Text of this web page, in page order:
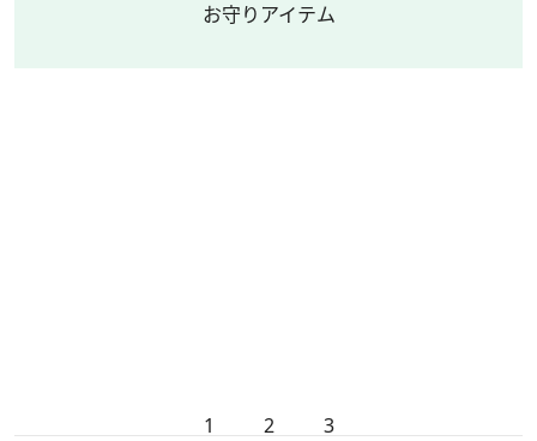
お守りアイテム
1 2 3